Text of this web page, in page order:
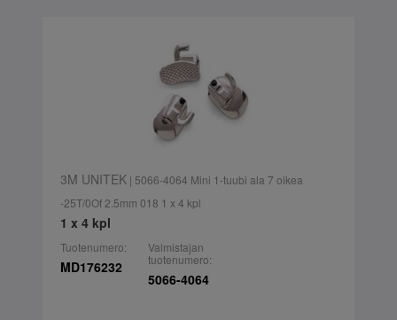
3M UNITEK| 5066-4064 Mini 1-tuubi ala 7 oikea
-25T/0Of 2.5mm 018 1 x 4 kpl
1 x 4 kpl
Tuotenumero:
MD176232
Valmistajan
tuotenumero:
5066-4064